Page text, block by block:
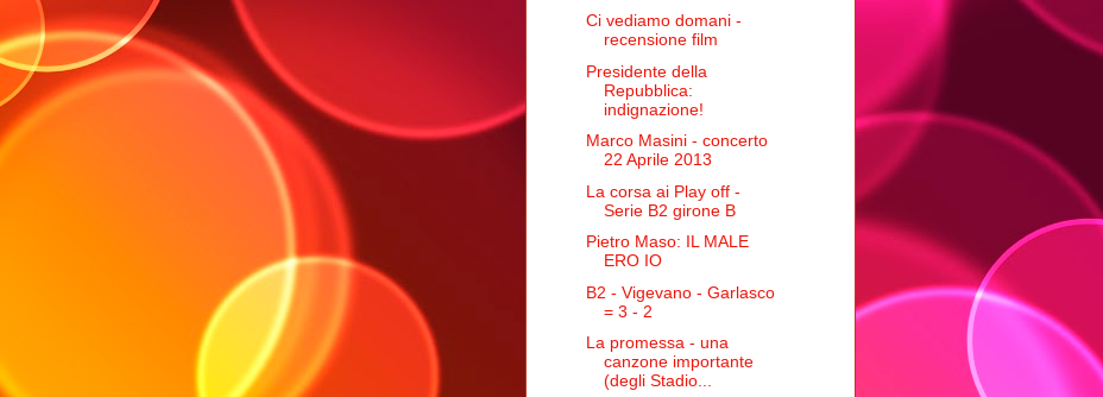
Ci vediamo domani -
recensione film
Presidente della
Repubblica:
indignazione!
Marco Masini - concerto
22 Aprile 2013
La corsa ai Play off -
Serie B2 girone B
Pietro Maso: IL MALE
ERO IO
B2 - Vigevano - Garlasco
= 3 - 2
La promessa - una
canzone importante
(degli Stadio...